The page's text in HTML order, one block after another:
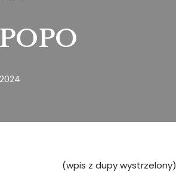
(wpis z dupy wystrzelony)